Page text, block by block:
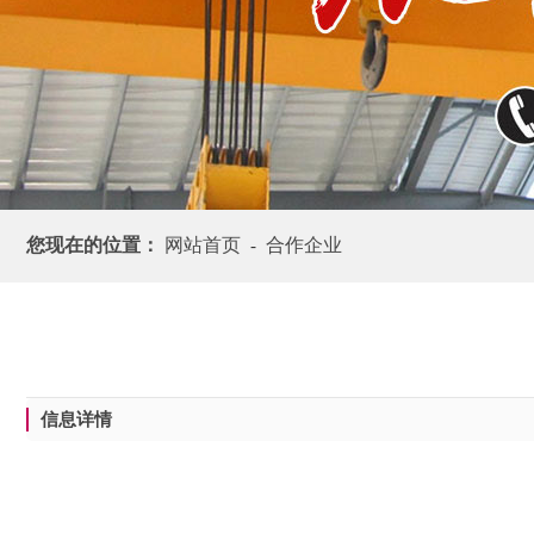
您现在的位置： 网站首页 - 合作企业
信息详情